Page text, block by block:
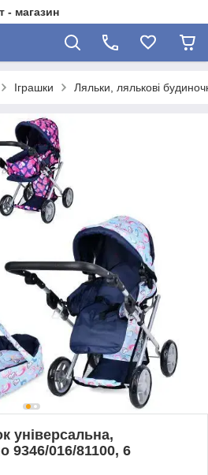
- магазин
Іграшки Ляльки, лялькові
універсальна,
9346/016/81100, 6